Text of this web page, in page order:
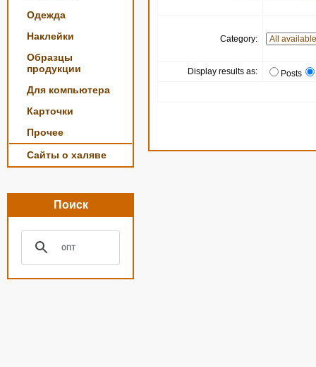
Одежда
Наклейки
Образцы
продукции
Для компьютера
Карточки
Прочее
Сайты о халяве
Поиск
Category:
Display results as: Posts